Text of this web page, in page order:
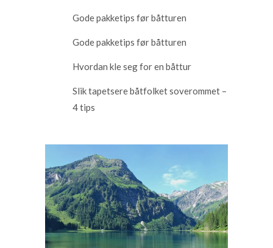
Gode pakketips før båtturen
Gode pakketips før båtturen
Hvordan kle seg for en båttur
Slik tapetsere båtfolket soverommet –
4 tips